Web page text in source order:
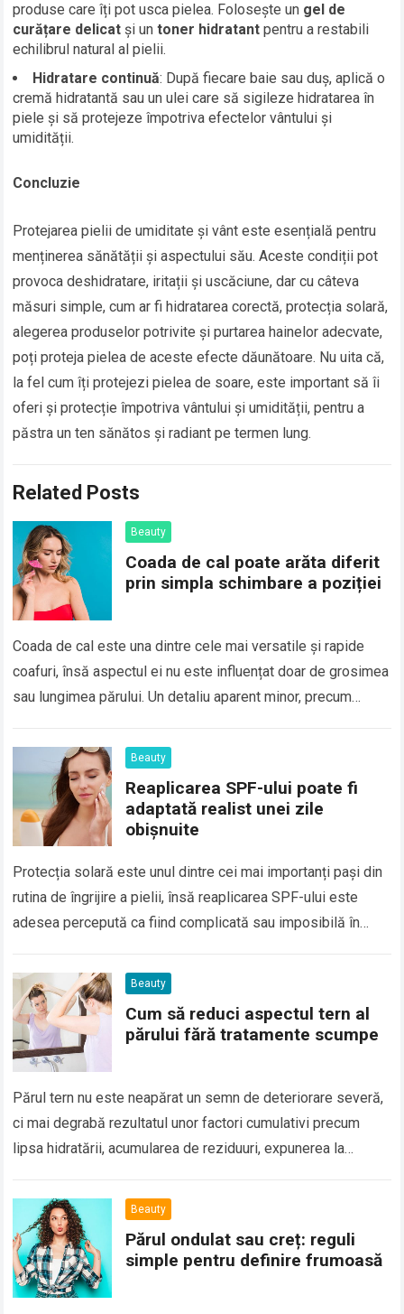
produse care îți pot usca pielea. Folosește un gel de
curățare delicat și untoner hidratant pentru a restabili
echilibrul natural al pielii.
Hidratare continuă: După fiecare baie sau duș, aplică o
cremă hidratantă sau un ulei care să sigileze hidratarea în
piele și să protejeze împotriva efectelor vântului și
umidității.
Concluzie
Protejarea pielii de umiditate și vânt este esențială pentru
menținerea sănătății și aspectului său. Aceste condiții pot
provoca deshidratare, iritații și uscăciune, dar cu câteva
măsuri simple, cum ar fi hidratarea corectă, protecția solară,
alegerea produselor potrivite și purtarea hainelor adecvate,
poți proteja pielea de aceste efecte dăunătoare. Nu uita că,
la fel cum îți protejezi pielea de soare, este important să îi
oferi și protecție împotriva vântului și umidității, pentru a
păstra un ten sănătos și radiant pe termen lung.
Related Posts
Beauty
Coada de cal poate arăta diferit
prin simpla schimbare a poziției
Coada de cal este una dintre cele mai versatile și rapide
coafuri, însă aspectul ei nu este influențat doar de grosimea
sau lungimea părului. Un detaliu aparent minor, precum
Beauty
Reaplicarea SPF-ului poate fi
adaptată realist unei zile
obișnuite
Protecția solară este unul dintre cei mai importanți pași din
rutina de îngrijire a pielii, însă reaplicarea SPF-ului este
adesea percepută ca fiind complicată sau imposibilă în
Beauty
Cum să reduci aspectul tern al
părului fără tratamente scumpe
Părul tern nu este neapărat un semn de deteriorare severă,
ci mai degrabă rezultatul unor factori cumulativi precum
lipsa hidratării, acumularea de reziduuri, expunerea la
Beauty
Părul ondulat sau creț: reguli
simple pentru definire frumoasă